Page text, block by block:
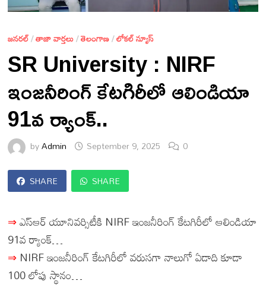
జనరల్/తాజా వార్తలు/తెలంగాణ/లోకల్ న్యూస్
SR University : NIRF
ఇంజనీరింగ్ కేటగిరీలో ఆలిండియా
91వ ర్యాంక్..
byAdmin September 9, 2025 0
SHARE SHARE
⇒ఎస్ఆర్ యూనివర్సిటీకి NIRF ఇంజనీరింగ్ కేటగిరీలో ఆలిండియా
91వ ర్యాంక్…
⇒NIRF ఇంజనీరింగ్ కేటగిరీలో వరుసగా నాలుగో ఏడాది కూడా
100 లోపు స్థానం…